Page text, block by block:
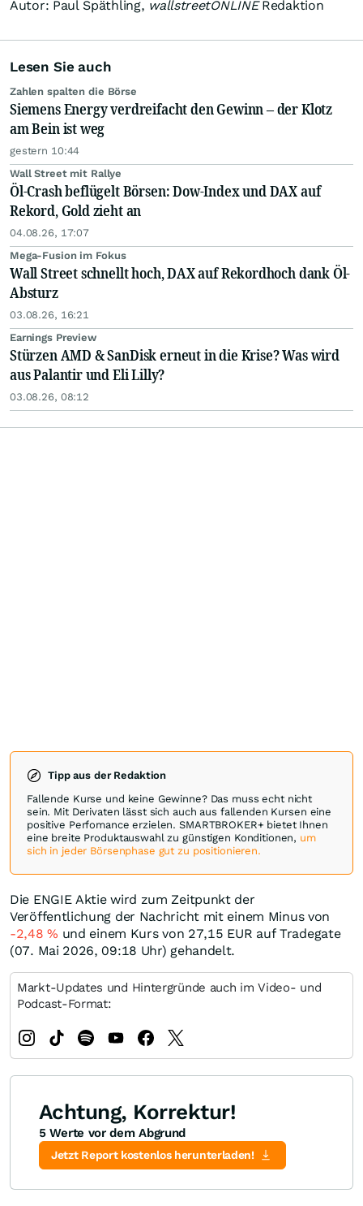
Autor: Paul Späthling, wallstreetONLINERedaktion
Lesen Sie auch
Zahlen spalten die Börse
Siemens Energy verdreifacht den Gewinn – der Klotz
am Bein ist weg
gestern 10:44
Wall Street mit Rallye
Öl-Crash beflügelt Börsen: Dow-Index und DAX auf
Rekord, Gold zieht an
04.08.26, 17:07
Mega-Fusion im Fokus
Wall Street schnellt hoch, DAX auf Rekordhoch dank Öl-
Absturz
03.08.26, 16:21
Earnings Preview
Stürzen AMD & SanDisk erneut in die Krise? Was wird
aus Palantir und Eli Lilly?
03.08.26, 08:12
Tipp aus der Redaktion
Fallende Kurse und keine Gewinne? Das muss echt nicht
sein. Mit Derivaten lässt sich auch aus fallenden Kursen eine
positive Perfomance erzielen. SMARTBROKER+ bietet Ihnen
eine breite Produktauswahl zu günstigen Konditionen, um
sich in jeder Börsenphase gut zu positionieren.
Die ENGIE Aktie wird zum Zeitpunkt der
Veröffentlichung der Nachricht mit einem Minus von
-2,48% und einem Kurs von 27,15 EUR auf Tradegate
(07. Mai 2026, 09:18 Uhr) gehandelt.
Markt-Updates und Hintergründe auch im Video- und
Podcast-Format:
Achtung, Korrektur!
5 Werte vor dem Abgrund
Jetzt Report kostenlos herunterladen!